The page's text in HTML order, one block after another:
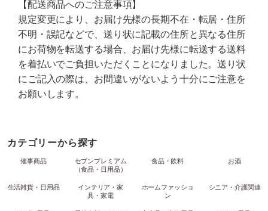
【配送商品へのご注意事項】
規定変更により、お届け先様の長期不在・転居・住所
不明・誤記などで、送り状に記載の住所と異なる住所
にお荷物を転送する場合、お届け先様に転送する送料
を着払いでご負担いただくことになりました。送り状
にご記入の際は、お間違いがないよう十分にご注意を
お願いします。
カテゴリーから探す
催事商品
セブンプレミアム
（食品・日用品）
食品・飲料 お酒
生活雑貨・日用品
インテリア・家
具・家電
ホームファッショ
ン
シニア・介護関連